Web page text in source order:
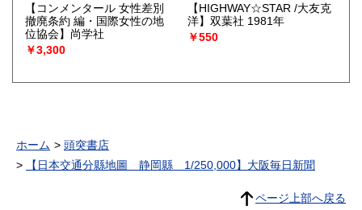
【コンメンタール 女性差別
撤廃条約 編・国際女性の地
位協会】尚学社
￥3,300
【HIGHWAY☆STAR /大友克
洋】双葉社 1981年
￥550
ホーム
頭突書店
【日本交通分縣地圖 静岡縣 1/250,000】大阪毎日新聞
ページ上部へ戻る